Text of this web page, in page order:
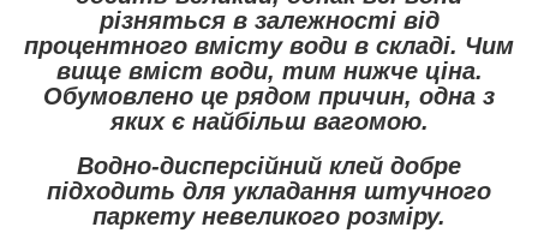
різняться в залежності від
процентного вмісту води в складі. Чим
вище вміст води, тим нижче ціна.
Обумовлено це рядом причин, одна з
яких є найбільш вагомою.
Водно-дисперсійний клей добре
підходить для укладання штучного
паркету невеликого розміру.